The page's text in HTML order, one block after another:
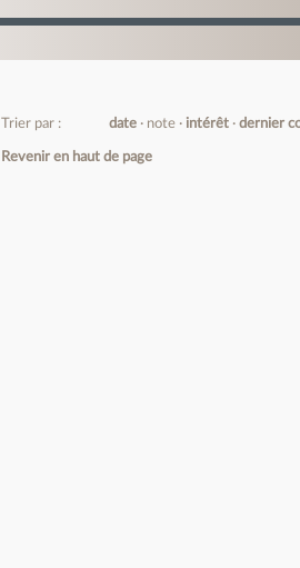
Trier par : date note intérêt dernier
Revenir en haut de page